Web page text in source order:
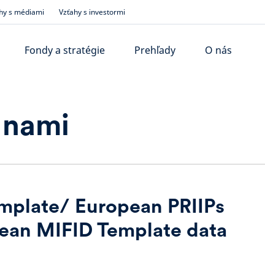
s médiami Vzťahy s investormi
Fondy a stratégie Prehľady O nás
European PRIIPs
MIFID Template data